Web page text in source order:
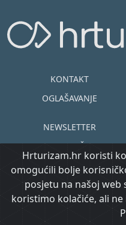
Hrturizam.hr koristi
omogućili bolje
posjetu na našoj
koristimo kolačiće, ali
KONTAKT
OGLAŠAVANJE
NEWSLETTER
UVJETI KORIŠTENJA
© Copyright
2015.-2026.
@